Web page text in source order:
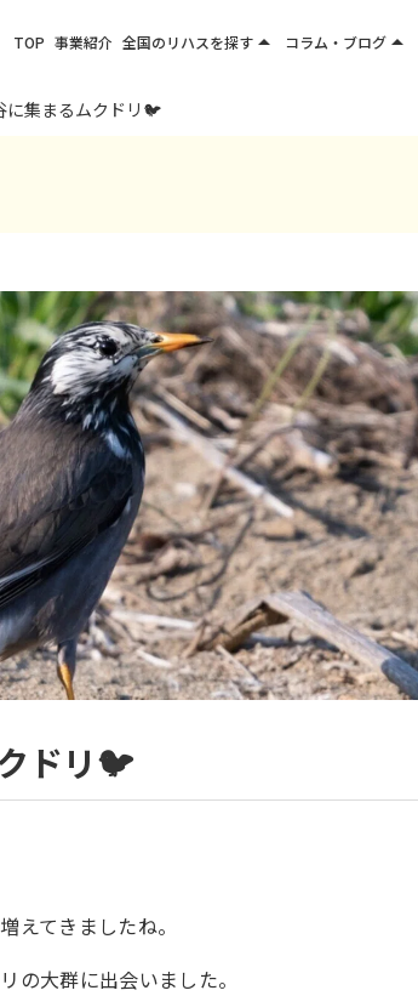
に集まるムクドリ🐦
ドリ🐦
えてきましたね。
の大群に出会いました。
TOP 事業紹介 全国のリハスを探すarrow_drop_up
東北エリア
四国・九州エリア
コラム・ブログarrow_drop_up